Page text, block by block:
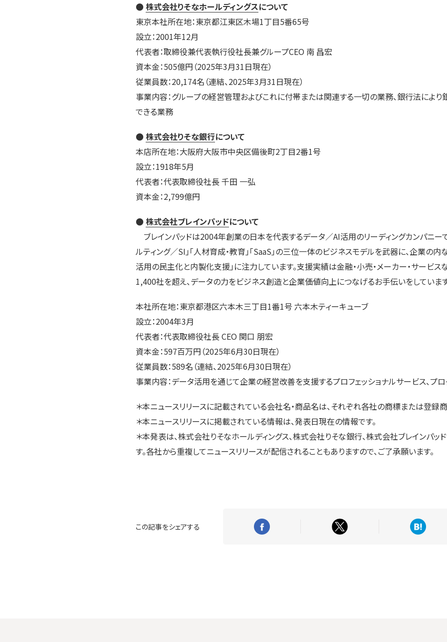
●株式会社りそなホールディングスについて
東京本社所在地：東京都江東区木場1丁目5番65号
設立：2001年12月
代表者：取締役兼代表執行役社長兼グループCEO 南 昌宏
資本金：505億円（2025年3月31日現在）
従業員数：20,174名（連結、2025年3月31日現在）
事業内容：グループの経営管理およびこれに付帯または関連する一切の業務、銀行法によ
できる業務
●株式会社りそな銀行について
本店所在地：大阪府大阪市中央区備後町2丁目2番1号
設立：1918年5月
代表者：代表取締役社長 千田 一弘
資本金：2,799億円
●株式会社ブレインパッドについて
ブレインパッドは2004年創業の日本を代表するデータ／AI活用のリーディングカンパニー
ルティング／SI」「人材育成・教育」「SaaS」の三位一体のビジネスモデルを武器に、企業の
活用の民主化と内製化支援」に注力しています。支援実績は金融・小売・メーカー・サービ
1,400社を超え、データの力をビジネス創造と企業価値向上につなげるお手伝いをしていま
本社所在地：東京都港区六本木三丁目1番1号 六本木ティーキューブ
設立：2004年3月
代表者：代表取締役社長 CEO 関口 朋宏
資本金：597百万円（2025年6月30日現在）
従業員数：589名（連結、2025年6月30日現在）
事業内容：データ活用を通じて企業の経営改善を支援するプロフェッショナルサービス、プ
＊本ニュースリリースに記載されている会社名・商品名は、それぞれ各社の商標または登録商
＊本ニュースリリースに掲載されている情報は、発表日現在の情報です。
＊本発表は、株式会社りそなホールディングス、株式会社りそな銀行、株式会社ブレインパッ
す。各社から重複してニュースリリースが配信されることもありますので、ご了承願います。
この記事をシェアする